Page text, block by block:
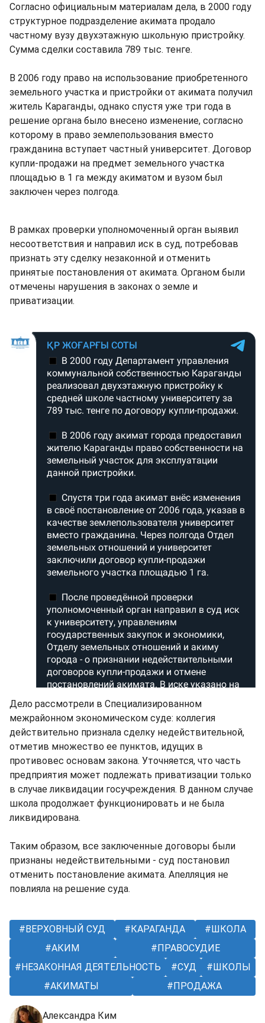
Согласно официальным материалам дела, в 2000 году
структурное подразделение акимата продало
частному вузу двухэтажную школьную пристройку.
Сумма сделки составила 789 тыс. тенге.
В 2006 году право на использование приобретенного
земельного участка и пристройки от акимата получил
житель Караганды, однако спустя уже три года в
решение органа было внесено изменение, согласно
которому в право землепользования вместо
гражданина вступает частный университет. Договор
купли-продажи на предмет земельного участка
площадью в 1 га между акиматом и вузом был
заключен через полгода.
В рамках проверки уполномоченный орган выявил
несоответствия и направил иск в суд, потребовав
признать эту сделку незаконной и отменить
принятые постановления от акимата. Органом были
отмечены нарушения в законах о земле и
приватизации.
Дело рассмотрели в Специализированном
межрайонном экономическом суде: коллегия
действительно признала сделку недействительной,
отметив множество ее пунктов, идущих в
противовес основам закона. Уточняется, что часть
предприятия может подлежать приватизации только
в случае ликвидации госучреждения. В данном случае
школа продолжает функционировать и не была
ликвидирована.
Таким образом, все заключенные договоры были
признаны недействительными - суд постановил
отменить постановление акимата. Апелляция не
повлияла на решение суда.
ВЕРХОВНЫЙ СУД КАРАГАНДА
ШКОЛА
АКИМ
ПРАВОСУДИЕ
НЕЗАКОННАЯ ДЕЯТЕЛЬНОСТЬ
СУД
ШКОЛЫ
АКИМАТЫ
ПРОДАЖА
Александра Ким